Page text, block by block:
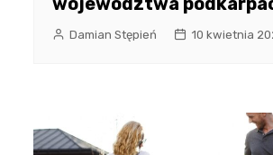
Damian Stępień 10 kwietnia